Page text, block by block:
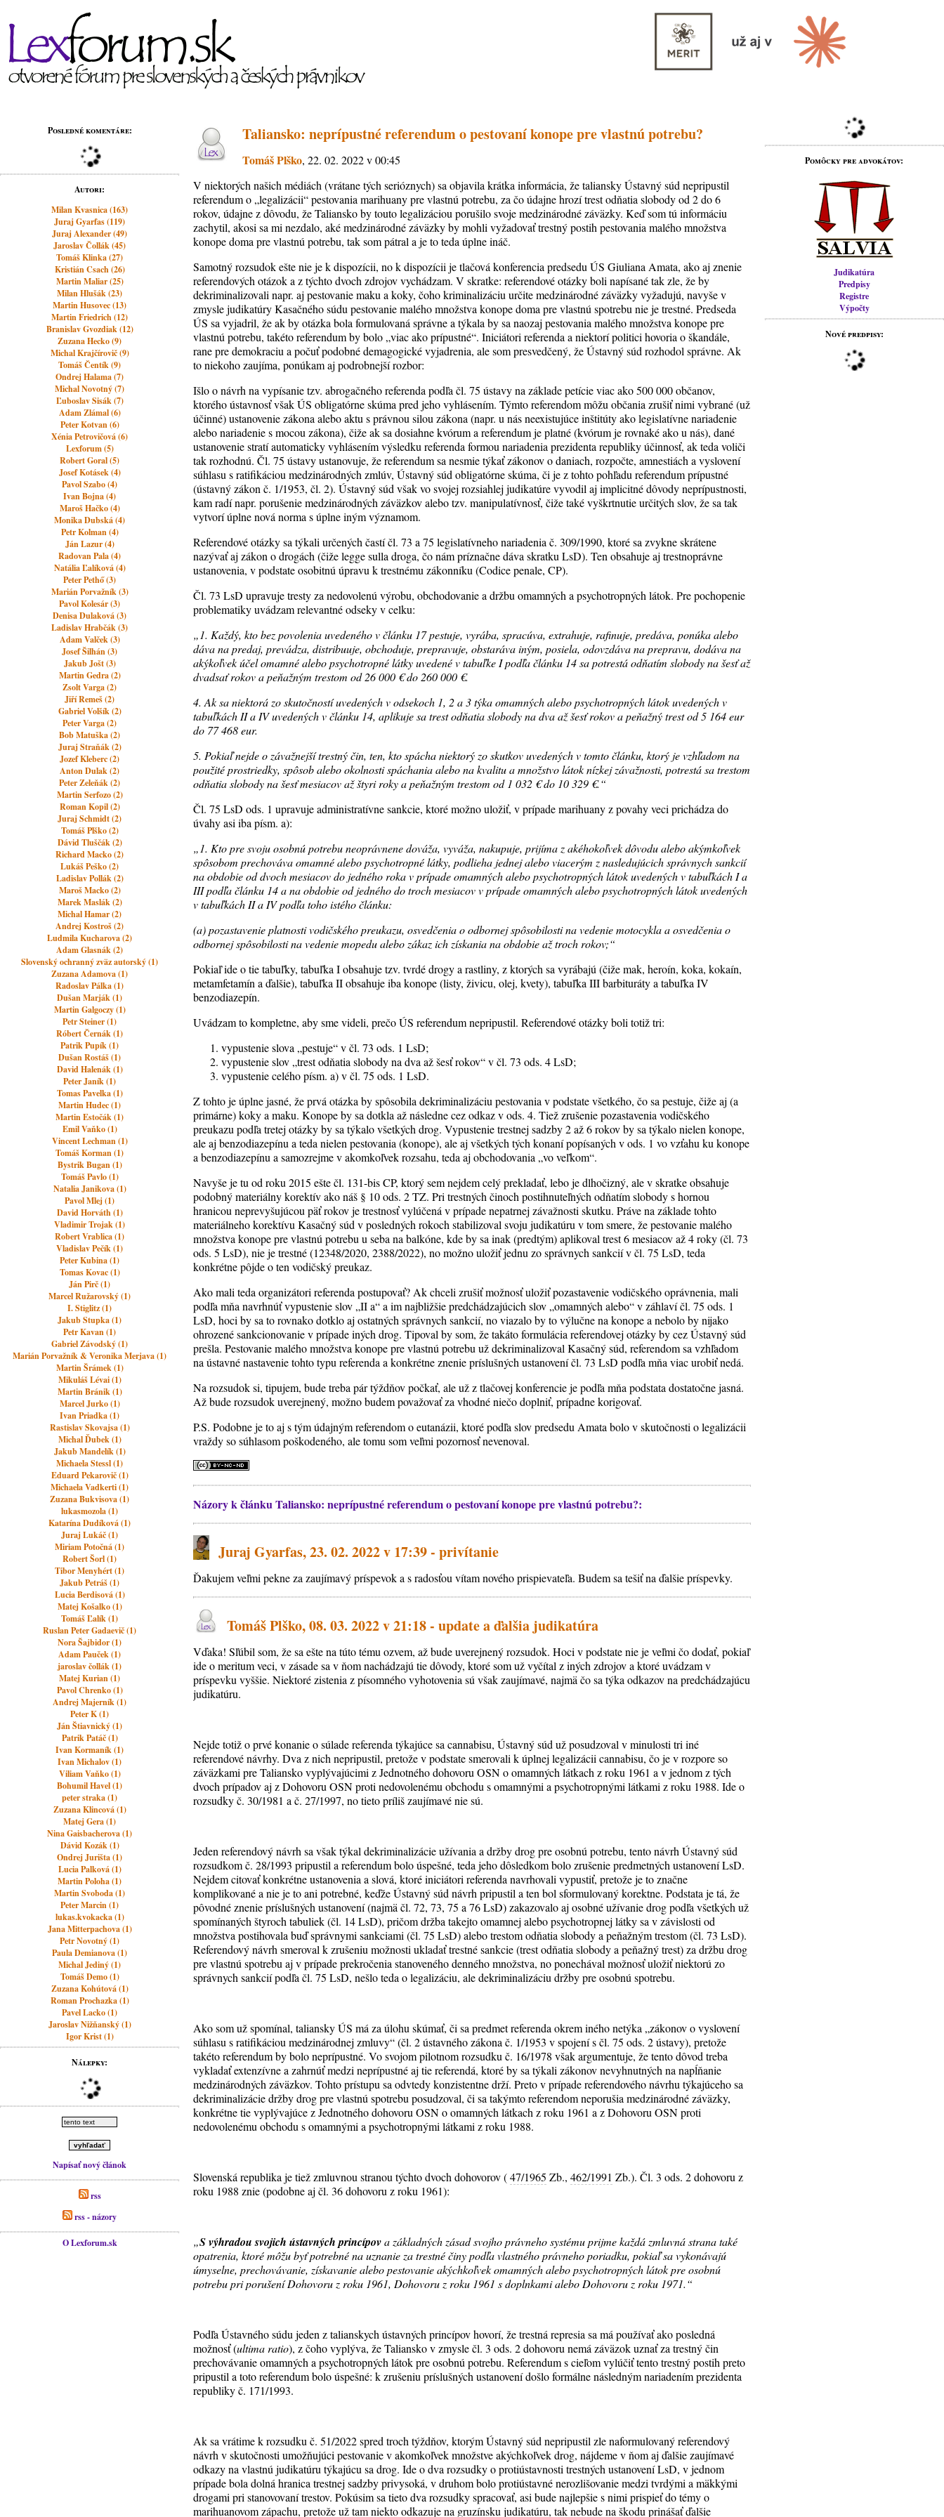
Posledné komentáre:
Autori:
Milan Kvasnica (163)
Juraj Gyarfas (119)
Juraj Alexander (49)
Jaroslav Čollák (45)
Tomáš Klinka (27)
Kristián Csach (26)
Martin Maliar (25)
Milan Hlušák (23)
Martin Husovec (13)
Martin Friedrich (12)
Branislav Gvozdiak (12)
Zuzana Hecko (9)
Michal Krajčírovič (9)
Tomáš Čentík (9)
Ondrej Halama (7)
Michal Novotný (7)
Ľuboslav Sisák (7)
Adam Zlámal (6)
Peter Kotvan (6)
Xénia Petrovičová (6)
Lexforum (5)
Robert Goral (5)
Josef Kotásek (4)
Pavol Szabo (4)
Ivan Bojna (4)
Maroš Hačko (4)
Monika Dubská (4)
Petr Kolman (4)
Ján Lazur (4)
Radovan Pala (4)
Natália Ľalíková (4)
Peter Pethő (3)
Marián Porvažník (3)
Pavol Kolesár (3)
Denisa Dulaková (3)
Ladislav Hrabčák (3)
Adam Valček (3)
Josef Šilhán (3)
Jakub Jošt (3)
Martin Gedra (2)
Zsolt Varga (2)
Jiří Remeš (2)
Gabriel Volšík (2)
Peter Varga (2)
Bob Matuška (2)
Juraj Straňák (2)
Jozef Kleberc (2)
Anton Dulak (2)
Peter Zeleňák (2)
Martin Serfozo (2)
Roman Kopil (2)
Juraj Schmidt (2)
Tomáš Plško (2)
Dávid Tluščák (2)
Richard Macko (2)
Lukáš Peško (2)
Ladislav Pollák (2)
Maroš Macko (2)
Marek Maslák (2)
Michal Hamar (2)
Andrej Kostroš (2)
Ludmila Kucharova (2)
Adam Glasnák (2)
Slovenský ochranný zväz autorský (1)
Zuzana Adamova (1)
Radoslav Pálka (1)
Dušan Marják (1)
Martin Galgoczy (1)
Petr Steiner (1)
Róbert Černák (1)
Patrik Pupík (1)
Dušan Rostáš (1)
David Halenák (1)
Peter Janík (1)
Tomas Pavelka (1)
Martin Hudec (1)
Martin Estočák (1)
Emil Vaňko (1)
Vincent Lechman (1)
Tomáš Korman (1)
Bystrik Bugan (1)
Tomáš Pavlo (1)
Natalia Janikova (1)
Pavol Mlej (1)
David Horváth (1)
Vladimir Trojak (1)
Robert Vrablica (1)
Vladislav Pečík (1)
Peter Kubina (1)
Tomas Kovac (1)
Ján Pirč (1)
Marcel Ružarovský (1)
I. Stiglitz (1)
Jakub Stupka (1)
Petr Kavan (1)
Gabriel Závodský (1)
Marián Porvažník & Veronika Merjava (1)
Martin Šrámek (1)
Mikuláš Lévai (1)
Martin Bránik (1)
Marcel Jurko (1)
Ivan Priadka (1)
Rastislav Skovajsa (1)
Michal Ďubek (1)
Jakub Mandelík (1)
Michaela Stessl (1)
Eduard Pekarovič (1)
Michaela Vadkerti (1)
Zuzana Bukvisova (1)
lukasmozola (1)
Katarína Dudíková (1)
Juraj Lukáč (1)
Miriam Potočná (1)
Robert Šorl (1)
Tibor Menyhért (1)
Jakub Petráš (1)
Lucia Berdisová (1)
Matej Košalko (1)
Tomáš Ľalík (1)
Ruslan Peter Gadaevič (1)
Nora Šajbidor (1)
Adam Pauček (1)
jaroslav čollák (1)
Matej Kurian (1)
Pavol Chrenko (1)
Andrej Majerník (1)
Peter K (1)
Ján Štiavnický (1)
Patrik Patáč (1)
Ivan Kormaník (1)
Ivan Michalov (1)
Viliam Vaňko (1)
Bohumil Havel (1)
peter straka (1)
Zuzana Klincová (1)
Matej Gera (1)
Nina Gaisbacherova (1)
Dávid Kozák (1)
Ondrej Jurišta (1)
Lucia Palková (1)
Martin Poloha (1)
Martin Svoboda (1)
Peter Marcin (1)
lukas.kvokacka (1)
Jana Mitterpachova (1)
Petr Novotný (1)
Paula Demianova (1)
Michal Jediný (1)
Tomáš Demo (1)
Zuzana Kohútová (1)
Roman Prochazka (1)
Pavel Lacko (1)
Jaroslav Nižňanský (1)
Igor Krist (1)
Nálepky:
Napísať nový článok
rss
rss - názory
O Lexforum.sk
Pomôcky pre advokátov:
Judikatúra
Predpisy
Registre
Výpočty
Nové predpisy:
Taliansko: neprípustné referendum o pestovaní konope pre vlastnú potrebu?
Tomáš Plško, 22. 02. 2022 v 00:45
V niektorých našich médiách (vrátane tých serióznych) sa objavila krátka informácia, že taliansky Ústavný súd nepripustil
referendum o „legalizácii“ pestovania marihuany pre vlastnú potrebu, za čo údajne hrozí trest odňatia slobody od 2 do 6
rokov, údajne z dôvodu, že Taliansko by touto legalizáciou porušilo svoje medzinárodné záväzky. Keď som tú informáciu
zachytil, akosi sa mi nezdalo, aké medzinárodné záväzky by mohli vyžadovať trestný postih pestovania malého množstva
konope doma pre vlastnú potrebu, tak som pátral a je to teda úplne ináč.
Samotný rozsudok ešte nie je k dispozícii, no k dispozícii je tlačová konferencia predsedu ÚS Giuliana Amata, ako aj znenie
referendových otázok a z týchto dvoch zdrojov vychádzam. V skratke: referendové otázky boli napísané tak zle, že by
dekriminalizovali napr. aj pestovanie maku a koky, čoho kriminalizáciu určite medzinárodné záväzky vyžadujú, navyše v
zmysle judikatúry Kasačného súdu pestovanie malého množstva konope doma pre vlastnú spotrebu nie je trestné. Predseda
ÚS sa vyjadril, že ak by otázka bola formulovaná správne a týkala by sa naozaj pestovania malého množstva konope pre
vlastnú potrebu, takéto referendum by bolo „viac ako prípustné“. Iniciátori referenda a niektorí politici hovoria o škandále,
rane pre demokraciu a počuť podobné demagogické vyjadrenia, ale som presvedčený, že Ústavný súd rozhodol správne. Ak
to niekoho zaujíma, ponúkam aj podrobnejší rozbor:
Išlo o návrh na vypísanie tzv. abrogačného referenda podľa čl. 75 ústavy na základe petície viac ako 500 000 občanov,
ktorého ústavnosť však ÚS obligatórne skúma pred jeho vyhlásením. Týmto referendom môžu občania zrušiť nimi vybrané (už
účinné) ustanovenie zákona alebo aktu s právnou silou zákona (napr. u nás neexistujúce inštitúty ako legislatívne nariadenie
alebo nariadenie s mocou zákona), čiže ak sa dosiahne kvórum a referendum je platné (kvórum je rovnaké ako u nás), dané
ustanovenie stratí automaticky vyhlásením výsledku referenda formou nariadenia prezidenta republiky účinnosť, ak teda voliči
tak rozhodnú. Čl. 75 ústavy ustanovuje, že referendum sa nesmie týkať zákonov o daniach, rozpočte, amnestiách a vyslovení
súhlasu s ratifikáciou medzinárodných zmlúv, Ústavný súd obligatórne skúma, či je z tohto pohľadu referendum prípustné
(ústavný zákon č. 1/1953, čl. 2). Ústavný súd však vo svojej rozsiahlej judikatúre vyvodil aj implicitné dôvody neprípustnosti,
kam radí napr. porušenie medzinárodných záväzkov alebo tzv. manipulatívnosť, čiže také vyškrtnutie určitých slov, že sa tak
vytvorí úplne nová norma s úplne iným významom.
Referendové otázky sa týkali určených častí čl. 73 a 75 legislatívneho nariadenia č. 309/1990, ktoré sa zvykne skrátene
nazývať aj zákon o drogách (čiže legge sulla droga, čo nám príznačne dáva skratku LsD). Ten obsahuje aj trestnoprávne
ustanovenia, v podstate osobitnú úpravu k trestnému zákonníku (Codice penale, CP).
Čl. 73 LsD upravuje tresty za nedovolenú výrobu, obchodovanie a držbu omamných a psychotropných látok. Pre pochopenie
problematiky uvádzam relevantné odseky v celku:
„1. Každý, kto bez povolenia uvedeného v článku 17 pestuje, vyrába, spracúva, extrahuje, rafinuje, predáva, ponúka alebo
dáva na predaj, prevádza, distribuuje, obchoduje, prepravuje, obstaráva iným, posiela, odovzdáva na prepravu, dodáva na
akýkoľvek účel omamné alebo psychotropné látky uvedené v tabuľke I podľa článku 14 sa potrestá odňatím slobody na šesť až
dvadsať rokov a peňažným trestom od 26 000 € do 260 000 €.
4. Ak sa niektorá zo skutočností uvedených v odsekoch 1, 2 a 3 týka omamných alebo psychotropných látok uvedených v
tabuľkách II a IV uvedených v článku 14, aplikuje sa trest odňatia slobody na dva až šesť rokov a peňažný trest od 5 164 eur
do 77 468 eur.
5. Pokiaľ nejde o závažnejší trestný čin, ten, kto spácha niektorý zo skutkov uvedených v tomto článku, ktorý je vzhľadom na
použité prostriedky, spôsob alebo okolnosti spáchania alebo na kvalitu a množstvo látok nízkej závažnosti, potrestá sa trestom
odňatia slobody na šesť mesiacov až štyri roky a peňažným trestom od 1 032 € do 10 329 €.“
Čl. 75 LsD ods. 1 upravuje administratívne sankcie, ktoré možno uložiť, v prípade marihuany z povahy veci prichádza do
úvahy asi iba písm. a):
„1. Kto pre svoju osobnú potrebu neoprávnene dováža, vyváža, nakupuje, prijíma z akéhokoľvek dôvodu alebo akýmkoľvek
spôsobom prechováva omamné alebo psychotropné látky, podlieha jednej alebo viacerým z nasledujúcich správnych sankcií
na obdobie od dvoch mesiacov do jedného roka v prípade omamných alebo psychotropných látok uvedených v tabuľkách I a
III podľa článku 14 a na obdobie od jedného do troch mesiacov v prípade omamných alebo psychotropných látok uvedených
v tabuľkách II a IV podľa toho istého článku:
(a) pozastavenie platnosti vodičského preukazu, osvedčenia o odbornej spôsobilosti na vedenie motocykla a osvedčenia o
odbornej spôsobilosti na vedenie mopedu alebo zákaz ich získania na obdobie až troch rokov;“
Pokiaľ ide o tie tabuľky, tabuľka I obsahuje tzv. tvrdé drogy a rastliny, z ktorých sa vyrábajú (čiže mak, heroín, koka, kokaín,
metamfetamín a ďalšie), tabuľka II obsahuje iba konope (listy, živicu, olej, kvety), tabuľka III barbituráty a tabuľka IV
benzodiazepín.
Uvádzam to kompletne, aby sme videli, prečo ÚS referendum nepripustil. Referendové otázky boli totiž tri:
vypustenie slova „pestuje“ v čl. 73 ods. 1 LsD;
vypustenie slov „trest odňatia slobody na dva až šesť rokov“ v čl. 73 ods. 4 LsD;
vypustenie celého písm. a) v čl. 75 ods. 1 LsD.
Z tohto je úplne jasné, že prvá otázka by spôsobila dekriminalizáciu pestovania v podstate všetkého, čo sa pestuje, čiže aj (a
primárne) koky a maku. Konope by sa dotkla až následne cez odkaz v ods. 4. Tiež zrušenie pozastavenia vodičského
preukazu podľa tretej otázky by sa týkalo všetkých drog. Vypustenie trestnej sadzby 2 až 6 rokov by sa týkalo nielen konope,
ale aj benzodiazepínu a teda nielen pestovania (konope), ale aj všetkých tých konaní popísaných v ods. 1 vo vzťahu ku konope
a benzodiazepínu a samozrejme v akomkoľvek rozsahu, teda aj obchodovania „vo veľkom“.
Navyše je tu od roku 2015 ešte čl. 131-bis CP, ktorý sem nejdem celý prekladať, lebo je dlhočizný, ale v skratke obsahuje
podobný materiálny korektív ako náš § 10 ods. 2 TZ. Pri trestných činoch postihnuteľných odňatím slobody s hornou
hranicou neprevyšujúcou päť rokov je trestnosť vylúčená v prípade nepatrnej závažnosti skutku. Práve na základe tohto
materiálneho korektívu Kasačný súd v posledných rokoch stabilizoval svoju judikatúru v tom smere, že pestovanie malého
množstva konope pre vlastnú potrebu u seba na balkóne, kde by sa inak (predtým) aplikoval trest 6 mesiacov až 4 roky (čl. 73
ods. 5 LsD), nie je trestné (12348/2020, 2388/2022), no možno uložiť jednu zo správnych sankcií v čl. 75 LsD, teda
konkrétne pôjde o ten vodičský preukaz.
Ako mali teda organizátori referenda postupovať? Ak chceli zrušiť možnosť uložiť pozastavenie vodičského oprávnenia, mali
podľa mňa navrhnúť vypustenie slov „II a“ a im najbližšie predchádzajúcich slov „omamných alebo“ v záhlaví čl. 75 ods. 1
LsD, hoci by sa to rovnako dotklo aj ostatných správnych sankcií, no viazalo by to výlučne na konope a nebolo by nijako
ohrozené sankcionovanie v prípade iných drog. Tipoval by som, že takáto formulácia referendovej otázky by cez Ústavný súd
prešla. Pestovanie malého množstva konope pre vlastnú potrebu už dekriminalizoval Kasačný súd, referendom sa vzhľadom
na ústavné nastavenie tohto typu referenda a konkrétne znenie príslušných ustanovení čl. 73 LsD podľa mňa viac urobiť nedá.
Na rozsudok si, tipujem, bude treba pár týždňov počkať, ale už z tlačovej konferencie je podľa mňa podstata dostatočne jasná.
Až bude rozsudok uverejnený, možno budem považovať za vhodné niečo doplniť, prípadne korigovať.
P.S. Podobne je to aj s tým údajným referendom o eutanázii, ktoré podľa slov predsedu Amata bolo v skutočnosti o legalizácii
vraždy so súhlasom poškodeného, ale tomu som veľmi pozornosť nevenoval.
Názory k článku Taliansko: neprípustné referendum o pestovaní konope pre vlastnú potrebu?:
Juraj Gyarfas, 23. 02. 2022 v 17:39 - privítanie
Ďakujem veľmi pekne za zaujímavý príspevok a s radosťou vítam nového prispievateľa. Budem sa tešiť na ďalšie príspevky.
Tomáš Plško, 08. 03. 2022 v 21:18 - update a ďalšia judikatúra
Vďaka! Sľúbil som, že sa ešte na túto tému ozvem, až bude uverejnený rozsudok. Hoci v podstate nie je veľmi čo dodať, pokiaľ
ide o meritum veci, v zásade sa v ňom nachádzajú tie dôvody, ktoré som už vyčítal z iných zdrojov a ktoré uvádzam v
príspevku vyššie. Niektoré zistenia z písomného vyhotovenia sú však zaujímavé, najmä čo sa týka odkazov na predchádzajúcu
judikatúru.
Nejde totiž o prvé konanie o súlade referenda týkajúce sa cannabisu, Ústavný súd už posudzoval v minulosti tri iné
referendové návrhy. Dva z nich nepripustil, pretože v podstate smerovali k úplnej legalizácii cannabisu, čo je v rozpore so
záväzkami pre Taliansko vyplývajúcimi z Jednotného dohovoru OSN o omamných látkach z roku 1961 a v jednom z tých
dvoch prípadov aj z Dohovoru OSN proti nedovolenému obchodu s omamnými a psychotropnými látkami z roku 1988. Ide o
rozsudky č. 30/1981 a č. 27/1997, no tieto príliš zaujímavé nie sú.
Jeden referendový návrh sa však týkal dekriminalizácie užívania a držby drog pre osobnú potrebu, tento návrh Ústavný súd
rozsudkom č. 28/1993 pripustil a referendum bolo úspešné, teda jeho dôsledkom bolo zrušenie predmetných ustanovení LsD.
Nejdem citovať konkrétne ustanovenia a slová, ktoré iniciátori referenda navrhovali vypustiť, pretože je to značne
komplikované a nie je to ani potrebné, keďže Ústavný súd návrh pripustil a ten bol sformulovaný korektne. Podstata je tá, že
pôvodné znenie príslušných ustanovení (najmä čl. 72, 73, 75 a 76 LsD) zakazovalo aj osobné užívanie drog podľa všetkých už
spomínaných štyroch tabuliek (čl. 14 LsD), pričom držba takejto omamnej alebo psychotropnej látky sa v závislosti od
množstva postihovala buď správnymi sankciami (čl. 75 LsD) alebo trestom odňatia slobody a peňažným trestom (čl. 73 LsD).
Referendový návrh smeroval k zrušeniu možnosti ukladať trestné sankcie (trest odňatia slobody a peňažný trest) za držbu drog
pre vlastnú spotrebu aj v prípade prekročenia stanoveného denného množstva, no ponechával možnosť uložiť niektorú zo
správnych sankcií podľa čl. 75 LsD, nešlo teda o legalizáciu, ale dekriminalizáciu držby pre osobnú spotrebu.
Ako som už spomínal, taliansky ÚS má za úlohu skúmať, či sa predmet referenda okrem iného netýka „zákonov o vyslovení
súhlasu s ratifikáciou medzinárodnej zmluvy“ (čl. 2 ústavného zákona č. 1/1953 v spojení s čl. 75 ods. 2 ústavy), pretože
takéto referendum by bolo neprípustné. Vo svojom pilotnom rozsudku č. 16/1978 však argumentuje, že tento dôvod treba
vykladať extenzívne a zahrnúť medzi neprípustné aj tie referendá, ktoré by sa týkali zákonov nevyhnutných na napĺňanie
medzinárodných záväzkov. Tohto prístupu sa odvtedy konzistentne drží. Preto v prípade referendového návrhu týkajúceho sa
dekriminalizácie držby drog pre vlastnú spotrebu posudzoval, či sa takýmto referendom neporušia medzinárodné záväzky,
konkrétne tie vyplývajúce z Jednotného dohovoru OSN o omamných látkach z roku 1961 a z Dohovoru OSN proti
nedovolenému obchodu s omamnými a psychotropnými látkami z roku 1988.
Slovenská republika je tiež zmluvnou stranou týchto dvoch dohovorov (47/1965 Zb.,462/1991 Zb.). Čl. 3 ods. 2 dohovoru z
roku 1988 znie (podobne aj čl. 36 dohovoru z roku 1961):
„S výhradou svojich ústavných princípova základných zásad svojho právneho systému prijme každá zmluvná strana také
opatrenia, ktoré môžu byť potrebné na uznanie za trestné činy podľa vlastného právneho poriadku, pokiaľ sa vykonávajú
úmyselne, prechovávanie, získavanie alebo pestovanie akýchkoľvek omamných alebo psychotropných látok pre osobnú
potrebu pri porušení Dohovoru z roku 1961, Dohovoru z roku 1961 s doplnkami alebo Dohovoru z roku 1971.“
Podľa Ústavného súdu jeden z talianskych ústavných princípov hovorí, že trestná represia sa má používať ako posledná
možnosť (ultima ratio), z čoho vyplýva, že Taliansko v zmysle čl. 3 ods. 2 dohovoru nemá záväzok uznať za trestný čin
prechovávanie omamných a psychotropných látok pre osobnú potrebu. Referendum s cieľom vylúčiť tento trestný postih preto
pripustil a toto referendum bolo úspešné: k zrušeniu príslušných ustanovení došlo formálne následným nariadením prezidenta
republiky č. 171/1993.
Ak sa vrátime k rozsudku č. 51/2022 spred troch týždňov, ktorým Ústavný súd nepripustil zle naformulovaný referendový
návrh v skutočnosti umožňujúci pestovanie v akomkoľvek množstve akýchkoľvek drog, nájdeme v ňom aj ďalšie zaujímavé
odkazy na vlastnú judikatúru týkajúcu sa drog. Ide o dva rozsudky o protiústavnosti trestných ustanovení LsD, v jednom
prípade bola dolná hranica trestnej sadzby privysoká, v druhom bolo protiústavné nerozlišovanie medzi tvrdými a mäkkými
drogami pri stanovovaní trestov. Pokúsim sa tieto dva rozsudky spracovať, asi bude najlepšie s nimi prispieť do témy o
marihuanovom zápachu, pretože už tam niekto odkazuje na gruzínsku judikatúru, tak nebude na škodu prinášať ďalšie